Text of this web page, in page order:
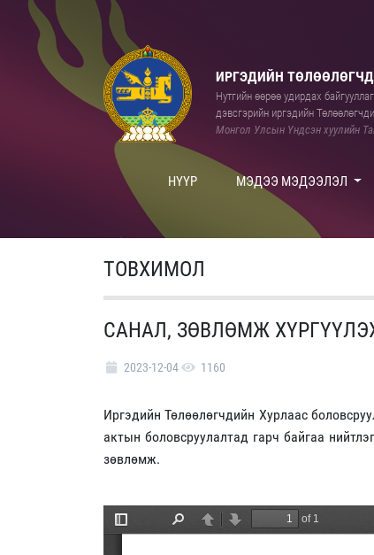
ИРГЭДИЙН
Нутгийн өөрөө удирдах
дэвсгэрийн иргэдийн
Монгол Улсын Үндсэн хуулийн
НҮҮР МЭДЭЭ МЭДЭЭЛЭЛ
ТОВХИМОЛ
САНАЛ, ЗӨВЛӨМЖ
2023-12-04 1160
Иргэдийн Төлөөлөгчдийн Хурлаас
актын боловсруулалтад гарч байгаа
зөвлөмж.